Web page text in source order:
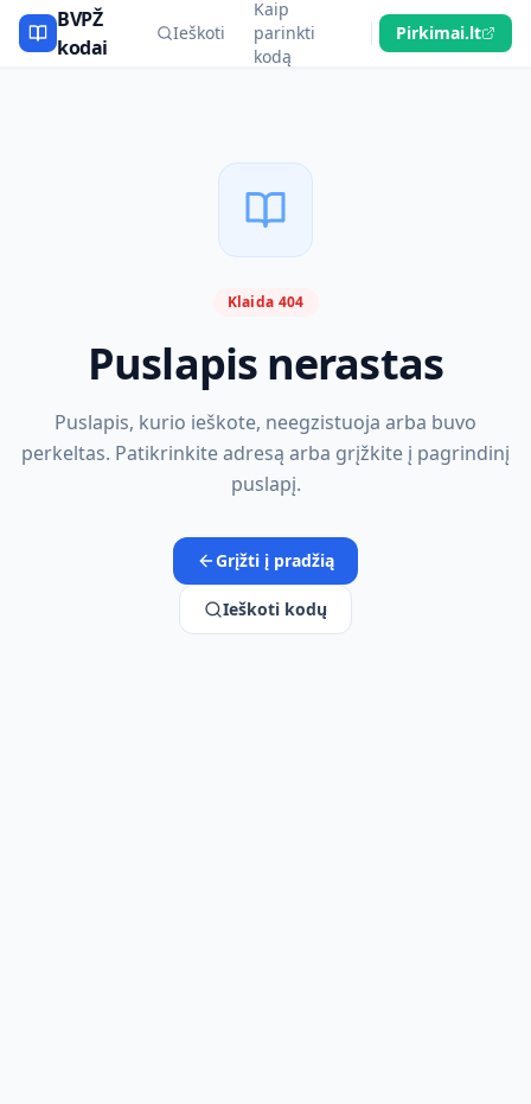
BVPŽ
kodai
Ieškoti
Kaip
parinkti
kodą
Pirkimai.lt
Klaida 404
Puslapis nerastas
Puslapis, kurio ieškote, neegzistuoja arba buvo
perkeltas. Patikrinkite adresą arba grįžkite į pagrindinį
puslapį.
Grįžti į pradžią
Ieškoti kodų